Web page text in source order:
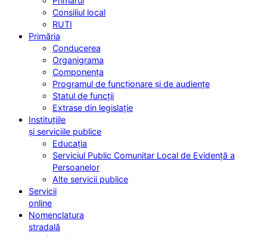
Consiliul local
RUTI
Primăria
Conducerea
Organigrama
Componența
Programul de funcționare și de audiențe
Statul de funcții
Extrase din legislație
Instituțiile
și serviciile publice
Educația
Serviciul Public Comunitar Local de Evidență a
Persoanelor
Alte servicii publice
Servicii
online
Nomenclatura
stradală